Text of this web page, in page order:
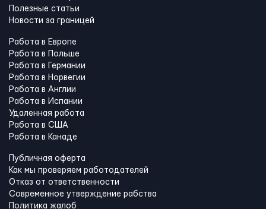
Полезные статьи
Новости за границей
Работа в Европе
Работа в Польше
Работа в Германии
Работа в Норвегии
Работа в Англии
Работа в Испании
Удаленная работа
Работа в США
Работа в Канадe
Публичная оферта
Как мы проверяем работодателей
Отказ от ответственности
Современное утверждение рабства
Политика жалоб